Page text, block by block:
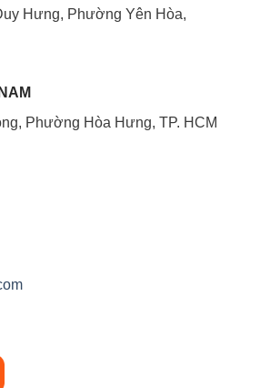
Hưng, Phường Yên Hòa,
Phường Hòa Hưng, TP. HCM